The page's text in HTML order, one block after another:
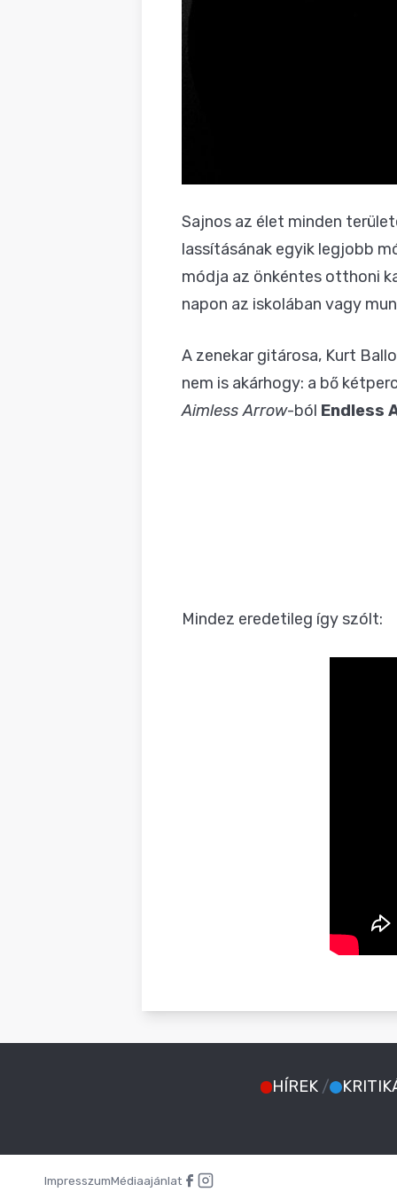
Sajnos az élet minden
lassításának egyik legjobb
módja az önkéntes otthoni
napon az iskolában vagy
A zenekar gitárosa, Kurt
nem is akárhogy: a bő
Aimless Arrow-ból Endless
Mindez eredetileg így szólt:
HÍREK /
ImpresszumMédiaajánlat